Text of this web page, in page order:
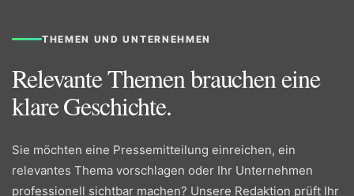
THEMEN UND UNTERNEHMEN
Relevante Themen brauchen eine
klare Geschichte.
Sie möchten eine Pressemitteilung einreichen, ein
relevantes Thema vorschlagen oder Ihr Unternehmen
professionell sichtbar machen? Unsere Redaktion prüft Ihr